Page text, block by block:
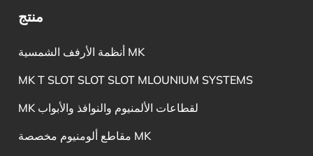
منتج
أنظمة الأرفف الشمسية MK
MK T SLOT SLOT SLOT MLOUNIUM SYSTEMS
MK لقطاعات الألمنيوم والنوافذ والأبواب
مقاطع ألومنيوم مخصصة MK